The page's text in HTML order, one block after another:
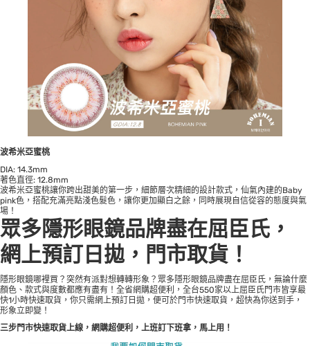
波希米亞蜜桃
DIA: 14.3mm
著色直徑: 12.8mm
波希米亞蜜桃讓你跨出甜美的第一步，細節層次精細的設計款式，仙氣內建的Baby
pink色，搭配充滿亮點淺色髮色，讓你更加顯白之餘，同時展現自信從容的態度與氣
場！
眾多隱形眼鏡品牌盡在屈臣氏 ，
網上預訂日拋，門市取貨！
隱形眼鏡哪裡買？突然有派對想轉轉形象？眾多隱形眼鏡品牌盡在屈臣氏 ，無論什麼
顏色、款式與度數都應有盡有！全省網購超便利，全台550家以上屈臣氏門市皆享最
快1小時快速取貨，你只需網上預訂日拋，便可於門市快速取貨，超快為你送到手，
形象立即變！
三步門市快速取貨上線 ，網購超便利，上班訂下班拿，馬上用！